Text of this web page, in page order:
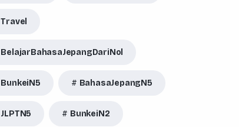
Travel
BelajarBahasaJepangDariNol
BunkeiN5 BahasaJepangN5
JLPTN5 BunkeiN2